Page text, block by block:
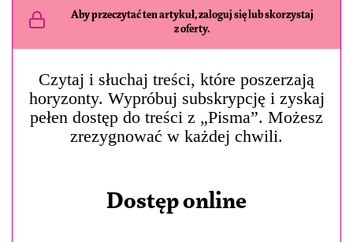
Aby przeczytać ten artykuł, zaloguj się lub skorzystaj
z oferty.
Czytaj i słuchaj treści, które poszerzają
horyzonty. Wypróbuj subskrypcję i zyskaj
pełen dostęp do treści z „Pisma”. Możesz
zrezygnować w każdej chwili.
Dostęp online